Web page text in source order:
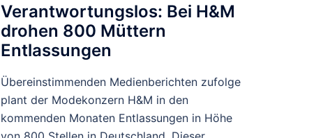
Verantwortungslos: Bei H&M
drohen 800 Müttern
Entlassungen
Übereinstimmenden Medienberichten zufolge
plant der Modekonzern H&M in den
kommenden Monaten Entlassungen in Höhe